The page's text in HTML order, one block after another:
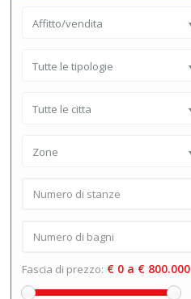
Affitto/vendita
Tutte le tipologie
Tutte le citta
Zone
Fascia di prezzo: € 0 a € 800.000